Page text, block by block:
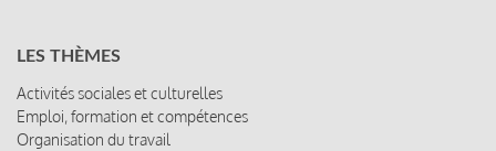
LES THÈMES
Activités sociales et culturelles
Emploi, formation et compétences
Organisation du travail